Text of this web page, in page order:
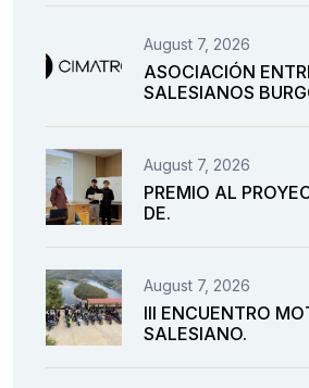
August 7, 2026
ASOCIACIÓN
SALESIANOS
August 7, 2026
PREMIO AL
DE.
August 7, 2026
III ENCUENTRO
SALESIANO.